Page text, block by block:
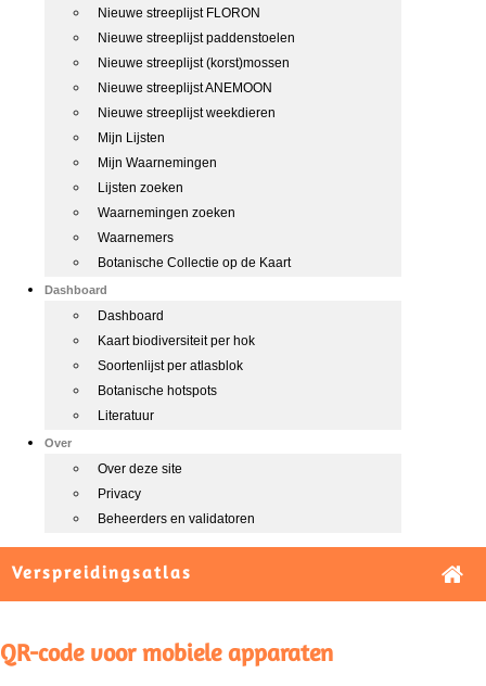
Nieuwe streeplijst FLORON
Nieuwe streeplijst paddenstoelen
Nieuwe streeplijst (korst)mossen
Nieuwe streeplijst ANEMOON
Nieuwe streeplijst weekdieren
Mijn Lijsten
Mijn Waarnemingen
Lijsten zoeken
Waarnemingen zoeken
Waarnemers
Botanische Collectie op de Kaart
Dashboard
Dashboard
Kaart biodiversiteit per hok
Soortenlijst per atlasblok
Botanische hotspots
Literatuur
Over
Over deze site
Privacy
Beheerders en validatoren
Verspreidingsatlas
QR-code voor mobiele apparaten